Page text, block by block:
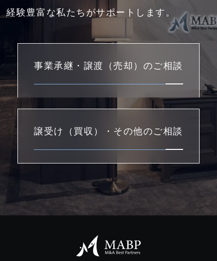
経験豊富な私たちがサポートします。
事業承継・譲渡（売却）のご相談
譲受け（買収）・その他のご相談